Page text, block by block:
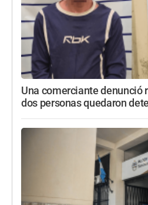
Una comerciante denunció
dos personas quedaron